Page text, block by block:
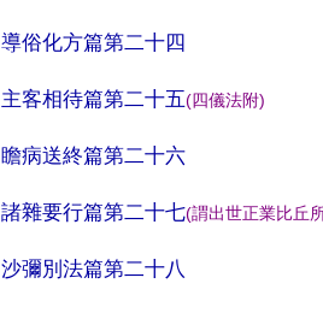
導俗化方篇第二十四
主客相待篇第二十五(四儀法附)
瞻病送終篇第二十六
諸雜要行篇第二十七(謂出世正業比丘
沙彌別法篇第二十八